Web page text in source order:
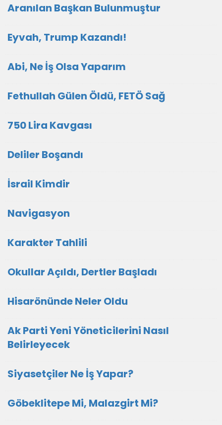
Aranılan Başkan Bulunmuştur
Eyvah, Trump Kazandı!
Abi, Ne İş Olsa Yaparım
Fethullah Gülen Öldü, FETÖ Sağ
750 Lira Kavgası
Deliler Boşandı
İsrail Kimdir
Navigasyon
Karakter Tahlili
Okullar Açıldı, Dertler Başladı
Hisarönünde Neler Oldu
Ak Parti Yeni Yöneticilerini Nasıl
Belirleyecek
Siyasetçiler Ne İş Yapar?
Göbeklitepe Mi, Malazgirt Mi?